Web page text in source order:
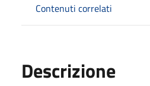
Contenuti correlati
Descrizione